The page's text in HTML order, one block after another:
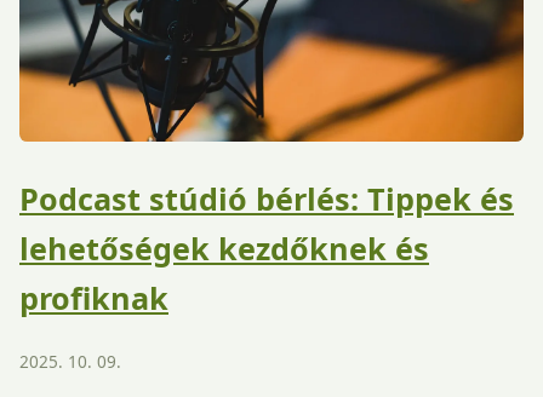
Podcast stúdió bérlés: Tippek és
lehetőségek kezdőknek és
profiknak
2025. 10. 09.